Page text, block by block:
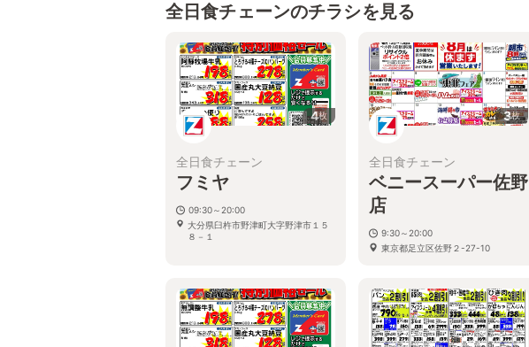
全日食チェーンのチラシを見る
4枚
全日食チェーン
フミヤ
09:30～20:00
大分県臼杵市野津町大字野津市１５
８－１
3枚
全日食チェーン
ベニースーパー佐野
店
9:30～20:00
東京都足立区佐野２-27-10